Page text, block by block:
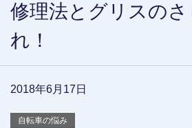
修理法とグリスのさ
れ！
2018年6月17日
自転車の悩み